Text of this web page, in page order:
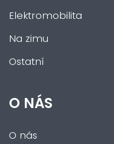
Elektromobilita
Na zimu
Ostatní
O NÁS
O nás